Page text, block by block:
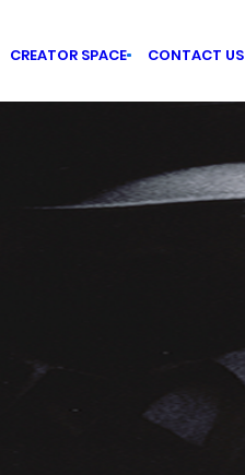
CREATOR SPACE CONTACT US